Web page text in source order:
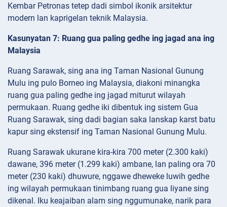
Kembar Petronas tetep dadi simbol ikonik arsitektur
modern lan kaprigelan teknik Malaysia.
Kasunyatan 7: Ruang gua paling gedhe ing jagad ana ing
Malaysia
Ruang Sarawak, sing ana ing Taman Nasional Gunung
Mulu ing pulo Borneo ing Malaysia, diakoni minangka
ruang gua paling gedhe ing jagad miturut wilayah
permukaan. Ruang gedhe iki dibentuk ing sistem Gua
Ruang Sarawak, sing dadi bagian saka lanskap karst batu
kapur sing ekstensif ing Taman Nasional Gunung Mulu.
Ruang Sarawak ukurane kira-kira 700 meter (2.300 kaki)
dawane, 396 meter (1.299 kaki) ambane, lan paling ora 70
meter (230 kaki) dhuwure, nggawe dheweke luwih gedhe
ing wilayah permukaan tinimbang ruang gua liyane sing
dikenal. Iku keajaiban alam sing nggumunake, narik para